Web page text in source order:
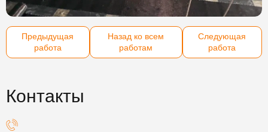
Предыдущая
работа
Назад ко всем
работам
Следующая
работа
Контакты